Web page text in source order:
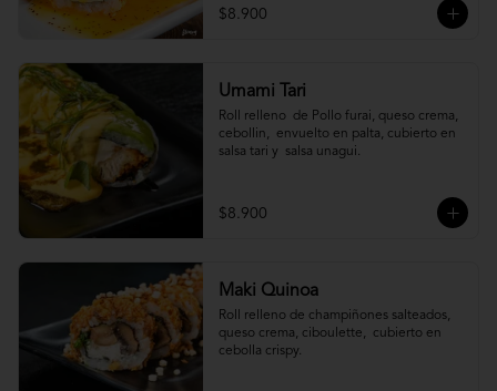
$8.900
Umami Tari
Roll relleno  de Pollo furai, queso crema,
cebollin,  envuelto en palta, cubierto en
salsa tari y  salsa unagui.
$8.900
Maki Quinoa
​Roll relleno de champiñones salteados,
queso crema, ciboulette,  cubierto en
cebolla crispy.